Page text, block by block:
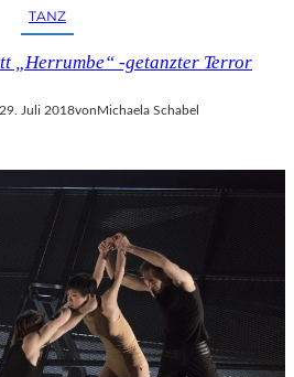
TANZ
„Herrumbe“ -getanzter Terror
29. Juli 2018vonMichaela Schabel